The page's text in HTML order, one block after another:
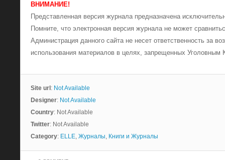
ВНИМАНИЕ!
Представленная версия журнала предназначена
Помните, что электронная версия журнала не может
Администрация данного сайта не несет ответственность за
использования материалов в целях, запрещенных Уголовным
Site url : Not Available
Designer: Not Available
Country: Not Available
Twitter: Not Available
Category: ELLE, Журналы, Книги и Журналы